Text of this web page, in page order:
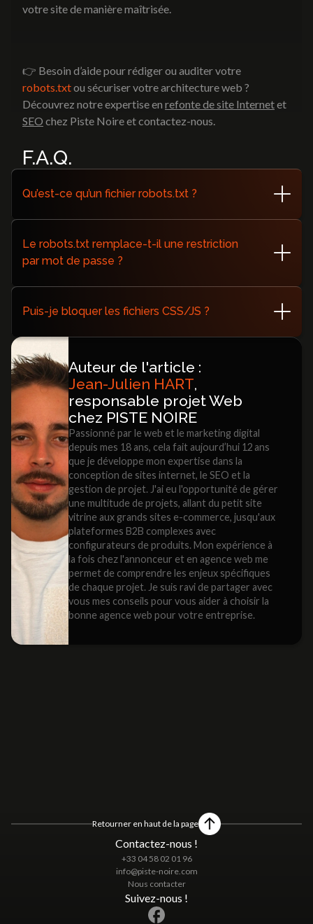
votre site de manière maîtrisée.
👉 Besoin d’aide pour rédiger ou auditer votre
robots.txtou sécuriser votre architecture web ?
Découvrez notre expertise en refonte de site Internetet
SEO chez Piste Noire et contactez-nous.
F.A.Q.
Qu’est-ce qu’un fichier robots.txt ?
robots quelles zones bloquer ou autoriser.
Le robots.txt remplace-t-il une restriction
par mot de passe ?
de sécurité. Utilisez des méthodes appropriées comme
HTTP auth.
Puis-je bloquer les fichiers CSS/JS ?
Non, Google recommande de les laisser accessibles
pour bien comprendre l’affichage de vos pages.
Auteur de l'article :
Jean-Julien HART,
responsable projet Web
chez PISTE NOIRE
Passionné par le web et le marketing digital
depuis mes 18 ans, cela fait aujourd’hui 12 ans
que je développe mon expertise dans la
conception de sites internet, le SEO et la
gestion de projet. J'ai eu l'opportunité de gérer
une multitude de projets, allant du petit site
vitrine aux grands sites e-commerce, jusqu'aux
plateformes B2B complexes avec
configurateurs de produits. Mon expérience à
la fois chez l'annonceur et en agence web me
permet de comprendre les enjeux spécifiques
de chaque projet. Je suis ravi de partager avec
vous mes conseils pour vous aider à choisir la
bonne agence web pour votre entreprise.
Retourner en haut de la page
Contactez-nous !
+33 04 58 02 01 96
info@piste-noire.com
Nous contacter
Suivez-nous !